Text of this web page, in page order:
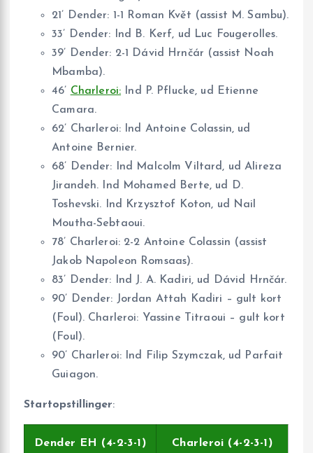
21’ Dender: 1-1 Roman Květ (assist M. Sambu).
33’ Dender: Ind B. Kerf, ud Luc Fougerolles.
39’ Dender: 2-1 Dávid Hrnčár (assist Noah
Mbamba).
46’ Charleroi: Ind P. Pflucke, ud Etienne
Camara.
62’ Charleroi: Ind Antoine Colassin, ud
Antoine Bernier.
68’ Dender: Ind Malcolm Viltard, ud Alireza
Jirandeh. Ind Mohamed Berte, ud D.
Toshevski. Ind Krzysztof Koton, ud Nail
Moutha-Sebtaoui.
78’ Charleroi: 2-2 Antoine Colassin (assist
Jakob Napoleon Romsaas).
83’ Dender: Ind J. A. Kadiri, ud Dávid Hrnčár.
90’ Dender: Jordan Attah Kadiri – gult kort
(Foul). Charleroi: Yassine Titraoui – gult kort
(Foul).
90’ Charleroi: Ind Filip Szymczak, ud Parfait
Guiagon.
Startopstillinger:
Dender EH (4-2-3-1) Charleroi (4-2-3-1)